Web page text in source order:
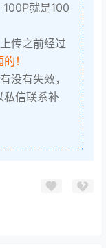
就是100
传之前经过
！
没有失效，
私信联系补